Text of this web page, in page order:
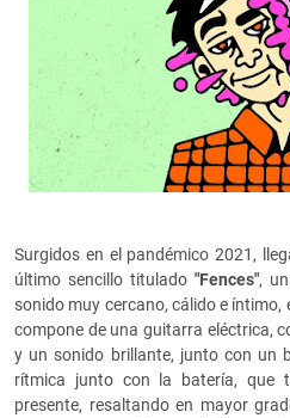
Surgidos en el pandémico 2021,
último sencillo titulado "Fences",
sonido muy cercano, cálido e
compone de una guitarra eléctrica,
y un sonido brillante, junto con un
rítmica junto con la batería, que
presente, resaltando en mayor